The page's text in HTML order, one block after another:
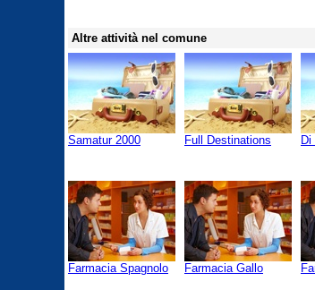
Altre attività nel comune
Samatur 2000 Full Destinations
Farmacia Spagnolo Farmacia Gallo